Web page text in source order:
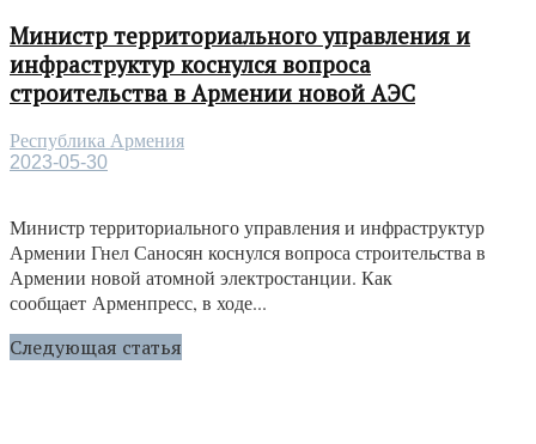
Министр территориального управления и
инфраструктур коснулся вопроса
строительства в Армении новой АЭС
Республика Армения
2023-05-30
Министр территориального управления и инфраструктур
Армении Гнел Саносян коснулся вопроса строительства в
Армении новой атомной электростанции. Как
сообщает Арменпресс, в ходе...
Следующая статья